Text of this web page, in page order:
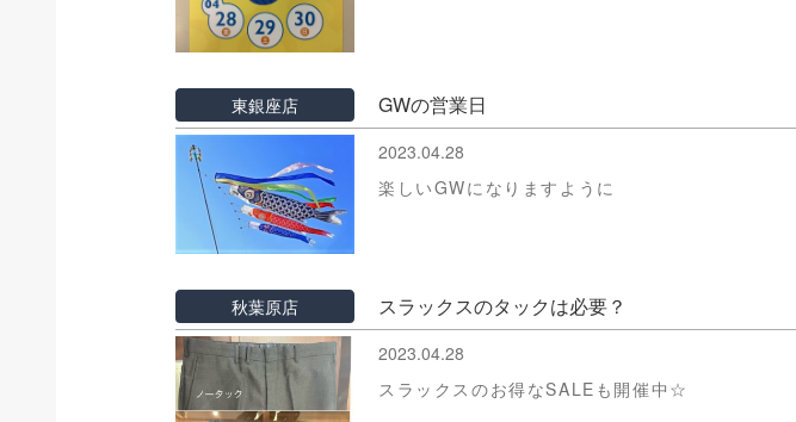
東銀座店 GWの営業日
2023.04.28
楽しいGWになりますように
秋葉原店 スラックスのタックは必要？
2023.04.28
スラックスのお得なSALEも開催中☆